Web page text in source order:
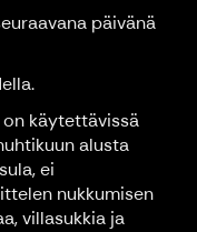
päivänä
käytettävissä
alusta
ei
nukkumisen
villasukkia ja